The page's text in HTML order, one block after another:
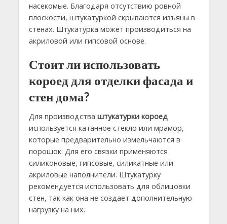
насекомые. Благодаря отсутствию ровной
плоскости, штукатуркой скрываются изъяны в
стенах. Штукатурка может производиться на
акриловой или гипсовой основе.
Стоит ли использовать
короед для отделки фасада и
стен дома?
Для производства штукатурки короед
используется катанное стекло или мрамор,
которые предварительно измельчаются в
порошок. Для его связки применяются
силиконовые, гипсовые, силикатные или
акриловые наполнители. Штукатурку
рекомендуется использовать для облицовки
стен, так как она не создает дополнительную
нагрузку на них.